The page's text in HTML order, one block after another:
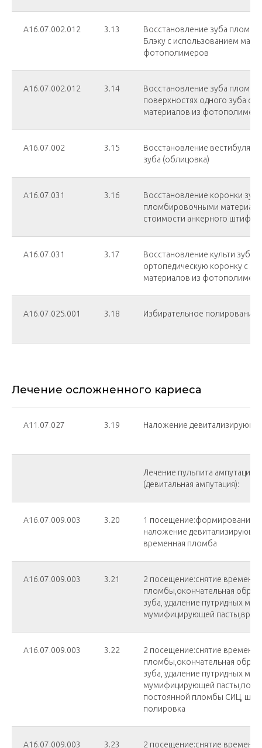
А16.07.002.012 3.13
Восстановление зуба
Блэку с использованием
фотополимеров
А16.07.002.012 3.14
Восстановление зуба
поверхностях одного зуба с
материалов из
А16.07.002 3.15
Восстановление
зуба (облицовка)
A16.07.031 3.16
Восстановление коронки зуба
пломбировочными
стоимости анкерного штифта)
A16.07.031 3.17
Восстановление культи зуба
ортопедическую коронку с
материалов из
A16.07.025.001 3.18 Избирательное полирование
Лечение осложненного кариеса
А11.07.027 3.19 Наложение
Лечение пульпита
(девитальная ампутация):
А16.07.009.003 3.20
1 посещение:формирование
наложение
временная пломба
А16.07.009.003 3.21
2 посещение:снятие
пломбы,окончательная
зуба, удаление путридных
мумифицирующей
А16.07.009.003 3.22
2 посещение:снятие
пломбы,окончательная
зуба, удаление путридных
мумифицирующей
постоянной пломбы СИЦ,
полировка
А16.07.009.003 3.23 2 посещение:снятие